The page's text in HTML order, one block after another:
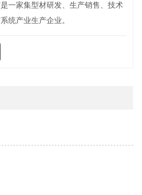
一家集型材研发、生产销售、技术
统产业生产企业。